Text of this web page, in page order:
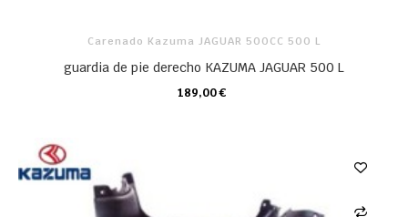
Carenado Kazuma JAGUAR 500CC 500 L
guardia de pie derecho KAZUMA JAGUAR 500 L
189,00 €
CARRO